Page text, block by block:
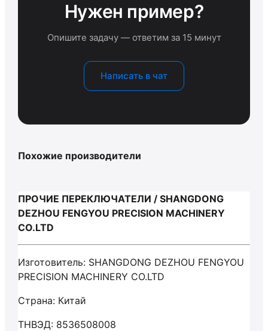
Нужен пример?
Опишите задачу — ответим за 15 минут
Написать в чат
Похожие производители
ПРОЧИЕ ПЕРЕКЛЮЧАТЕЛИ / SHANGDONG
DEZHOU FENGYOU PRECISION MACHINERY
CO.LTD
Изготовитель: SHANGDONG DEZHOU FENGYOU
PRECISION MACHINERY CO.LTD
Страна: Китай
ТНВЭД: 8536508008